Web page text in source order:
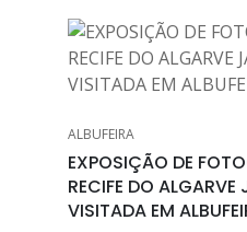
ALBUFEIRA
EXPOSIÇÃO DE
RECIFE DO ALGARVE
VISITADA EM